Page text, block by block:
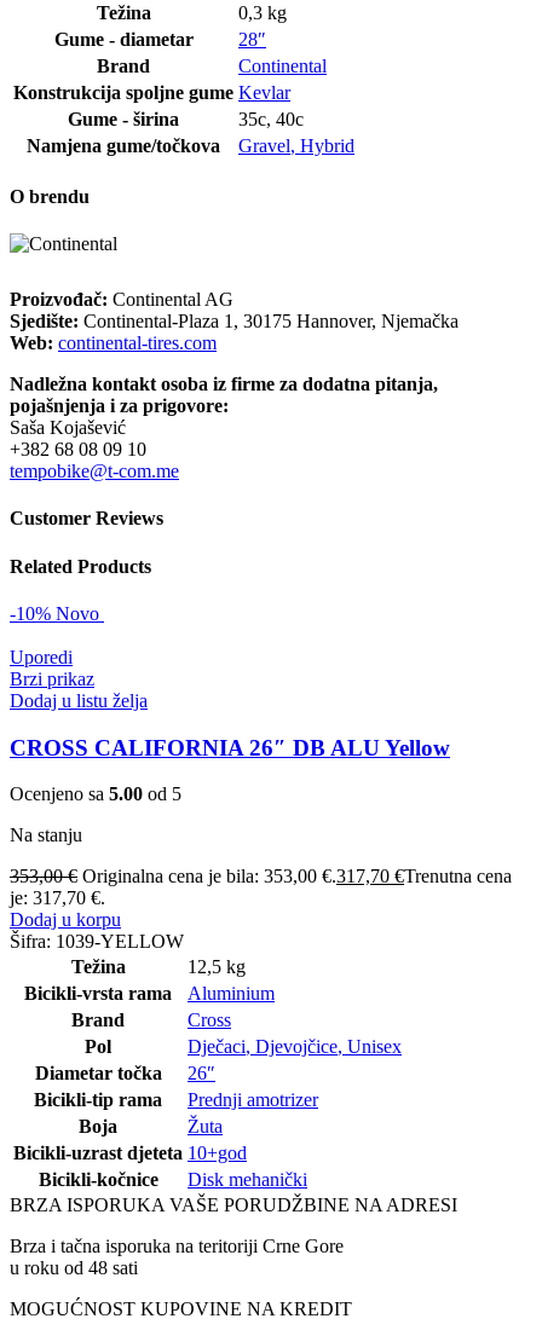
Težina
0,3 kg
Gume - diametar
28″
Brand
Continental
Konstrukcija spoljne gume Kevlar
Gume - širina
35c, 40c
Namjena gume/točkova
Gravel, Hybrid
O brendu
Proizvođač: Continental AG
Sjedište: Continental-Plaza 1, 30175 Hannover, Njemačka
Web: continental-tires.com
Nadležna kontakt osoba iz firme za dodatna pitanja,
pojašnjenja i za prigovore:
Saša Kojašević
+382 68 08 09 10
tempobike@t-com.me
Customer Reviews
Related Products
-10% Novo
Uporedi
Brzi prikaz
Dodaj u listu želja
CROSS CALIFORNIA 26″ DB ALU Yellow
Ocenjeno sa 5.00 od 5
Na stanju
353,00€ Originalna cena je bila: 353,00 €.317,70 €Trenutna cena
je: 317,70 €.
Dodaj u korpu
Šifra: 1039-YELLOW
Težina
12,5 kg
Bicikli-vrsta rama
Aluminium
Brand
Cross
Pol
Dječaci, Djevojčice, Unisex
Diametar točka
26″
Bicikli-tip rama
Prednji amotrizer
Boja
Žuta
Bicikli-uzrast djeteta 10+god
Bicikli-kočnice
Disk mehanički
BRZA ISPORUKA VAŠE PORUDŽBINE NA ADRESI
Brza i tačna isporuka na teritoriji Crne Gore
u roku od 48 sati
MOGUĆNOST KUPOVINE NA KREDIT